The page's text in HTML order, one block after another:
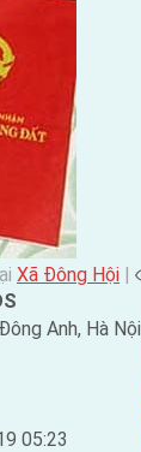
Xã Đông Hội |
Anh, Hà Nội
05:23